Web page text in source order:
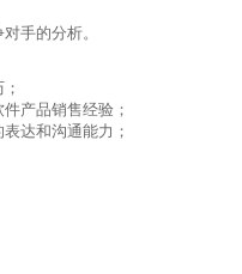
手的分析。
产品销售经验；
达和沟通能力；